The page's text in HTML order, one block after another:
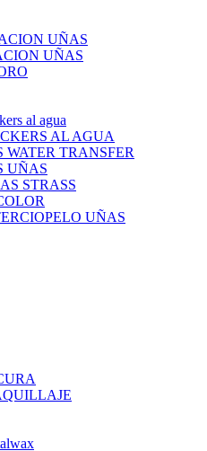
UÑAS
UÑAS
al agua
AL AGUA
WATER TRANSFER
UÑAS
STRASS
UÑAS